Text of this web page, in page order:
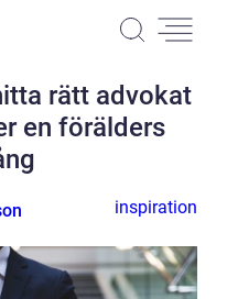
rätt advokat
en förälders
inspiration